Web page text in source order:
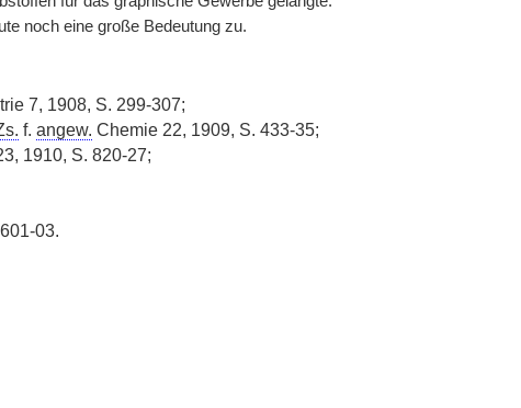
noch eine große Bedeutung zu.
7, 1908, S. 299-307;
f. angew. Chemie 22, 1909, S. 433-35;
1910, S. 820-27;
03.